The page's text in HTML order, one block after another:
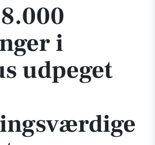
i
udpeget